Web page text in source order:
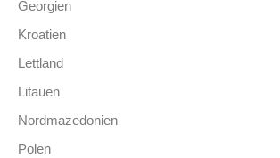
Georgien
Kroatien
Lettland
Litauen
Nordmazedonien
Polen